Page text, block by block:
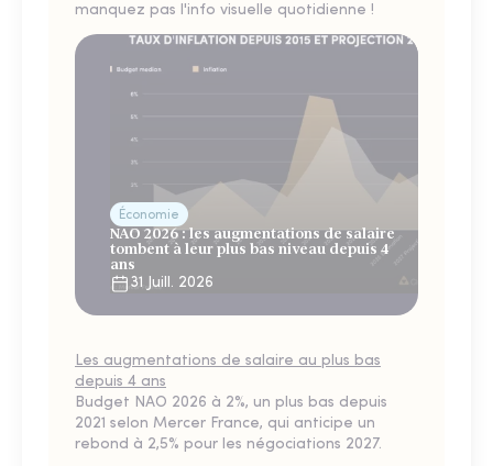
manquez pas l'info visuelle quotidienne !
Économie
NAO 2026 : les augmentations de salaire
tombent à leur plus bas niveau depuis 4
ans
31 Juill. 2026
Les augmentations de salaire au plus bas
depuis 4 ans
Budget NAO 2026 à 2%, un plus bas depuis
2021 selon Mercer France, qui anticipe un
rebond à 2,5% pour les négociations 2027.